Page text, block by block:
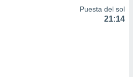
Puesta del sol
21:14